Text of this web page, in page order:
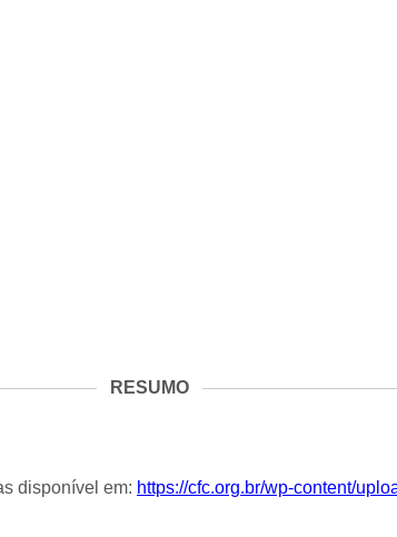
RESUMO
disponível em: https://cfc.org.br/wp-content/